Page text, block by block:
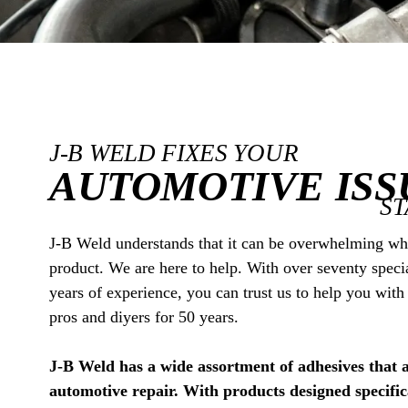
J-B WELD FIXES YOUR
AUTOMOTIVE
J-B Weld understands that it can be overwhelming
product. We are here to help. With over seventy
years of experience, you can trust us to help you
pros and diyers for 50 years.
J-B Weld has a wide assortment of adhesives
automotive repair. With products designed